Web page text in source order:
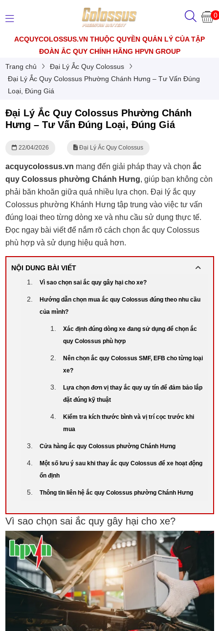
0
ACQUYCOLOSSUS.VN THUỘC QUYỀN QUẢN LÝ CỦA TẬP
ĐOÀN ẮC QUY CHÍNH HÃNG HPVN GROUP
Trang chủ
Đại Lý Ắc Quy Colossus
Đại Lý Ắc Quy Colossus Phường Chánh Hưng – Tư Vấn Đúng
Loại, Đúng Giá
Đại Lý Ắc Quy Colossus Phường Chánh
Hưng – Tư Vấn Đúng Loại, Đúng Giá
22/04/2026 Đại Lý Ắc Quy Colossus
acquycolossus.vn mang đến giải pháp thay và chọn ắc
quy Colossus phường Chánh Hưng, giúp bạn không còn
phải băn khoăn giữa quá nhiều lựa chọn. Đại lý ắc quy
Colossus phường Khánh Hưng tập trung vào việc tư vấn
đúng loại theo từng dòng xe và nhu cầu sử dụng thực tế.
Đọc ngay bài viết để nắm rõ cách chọn ắc quy Colossus
phù hợp và sử dụng hiệu quả hơn.
NỘI DUNG BÀI VIẾT
Vì sao chọn sai ắc quy gây hại cho xe?
Hướng dẫn chọn mua ắc quy Colossus đúng theo nhu cầu
của mình?
Xác định đúng dòng xe đang sử dụng để chọn ắc
quy Colossus phù hợp
Nên chọn ắc quy Colossus SMF, EFB cho từng loại
xe?
Lựa chọn đơn vị thay ắc quy uy tín để đảm bảo lắp
đặt đúng kỹ thuật
Kiểm tra kích thước bình và vị trí cọc trước khi
mua
Cửa hàng ắc quy Colossus phường Chánh Hưng
Một số lưu ý sau khi thay ắc quy Colossus để xe hoạt động
ổn định
Thông tin liên hệ ắc quy Colossus phường Chánh Hưng
Vì sao chọn sai ắc quy gây hại cho xe?